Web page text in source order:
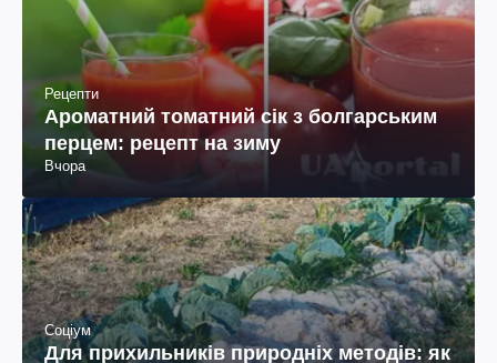
Рецепти
Ароматний томатний сік з болгарським
перцем: рецепт на зиму
Вчора
Соціум
Для прихильників природніх методів: як